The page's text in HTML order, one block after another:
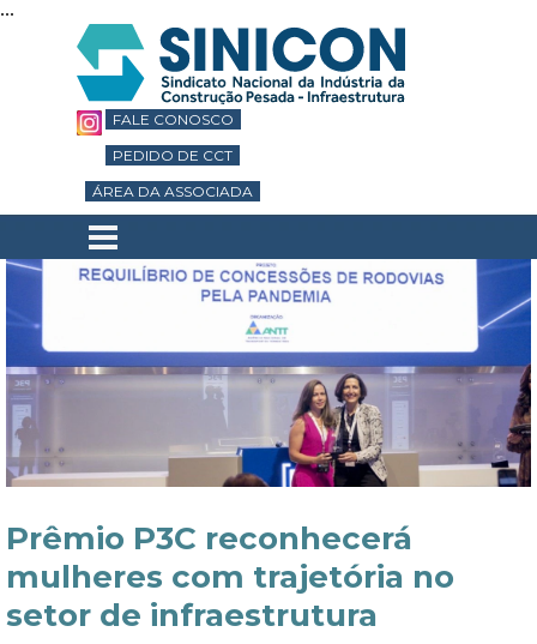
...
Ir para o conteúdo
Pular menu
ÁREA DA ASSOCIADA
PEDIDO DE CCT
FALE CONOSCO
Prêmio P3C reconhecerá
mulheres com trajetória no
setor de infraestrutura